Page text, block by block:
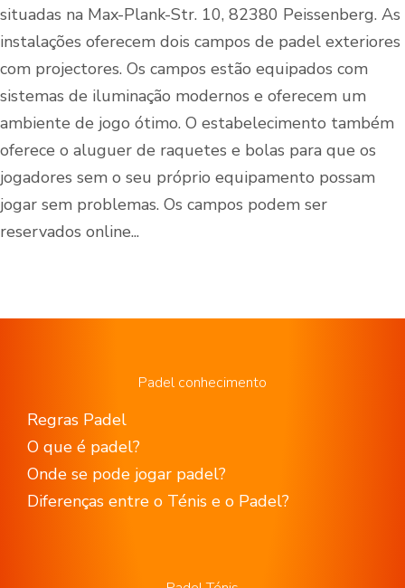
situadas na Max-Plank-Str. 10, 82380 Peissenberg. As
instalações oferecem dois campos de padel exteriores
com projectores. Os campos estão equipados com
sistemas de iluminação modernos e oferecem um
ambiente de jogo ótimo. O estabelecimento também
oferece o aluguer de raquetes e bolas para que os
jogadores sem o seu próprio equipamento possam
jogar sem problemas. Os campos podem ser
reservados online...
Padel conhecimento
Regras Padel
O que é padel?
Onde se pode jogar padel?
Diferenças entre o Ténis e o Padel?